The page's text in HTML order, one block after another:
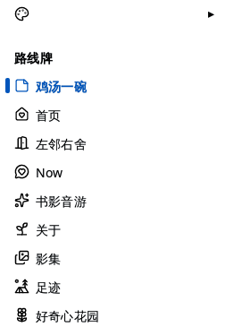
极夜黑
雅余黄
昱行粉
她的蓝
莫比乌斯
香草绿
自适应
路线牌
鸡汤一碗
首页
左邻右舍
Now
书影音游
关于
影集
足迹
好奇心花园